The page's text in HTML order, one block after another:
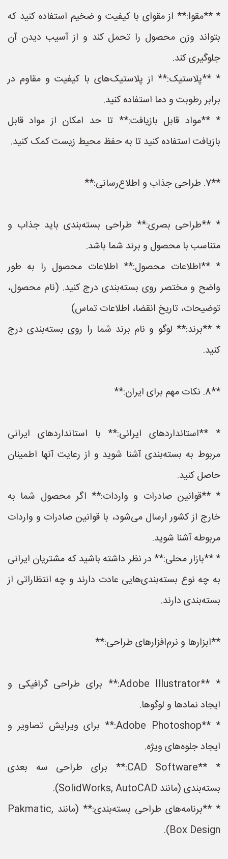
* **مقوا:** از مقوای با کیفیت و ضخیم استفاده کنید که
بتواند وزن محصول را تحمل کند و از آسیب دیدن آن
جلوگیری کند.
* **پلاستیک:** از پلاستیک‌های با کیفیت و مقاوم در
برابر رطوبت و دما استفاده کنید.
* **مواد قابل بازیافت:** تا حد امکان از مواد قابل
بازیافت استفاده کنید تا به حفظ محیط زیست کمک کنید.
**7. طراحی جذاب و اطلاع‌رسانی:**
* **طراحی بصری:** طراحی بسته‌بندی باید جذاب و
متناسب با محصول و برند شما باشد.
* **اطلاعات محصول:** اطلاعات محصول را به طور
واضح و مختصر روی بسته‌بندی درج کنید. (نام محصول،
توضیحات، تاریخ انقضا، اطلاعات تماس)
* **برند:** لوگو و نام برند شما را روی بسته‌بندی درج
کنید.
**8. نکات مهم برای ایران:**
* **استانداردهای ایرانی:** با استانداردهای ایرانی
مربوط به بسته‌بندی آشنا شوید و از رعایت آنها اطمینان
حاصل کنید.
* **قوانین صادرات و واردات:** اگر محصول شما به
خارج از کشور ارسال می‌شود، با قوانین صادرات و واردات
مربوطه آشنا شوید.
* **بازار محلی:** در نظر داشته باشید که مشتریان ایرانی
به چه نوع بسته‌بندی‌هایی عادت دارند و چه انتظاراتی از
بسته‌بندی دارند.
**ابزارها و نرم‌افزارهای طراحی:**
* **Adobe Illustrator:** برای طراحی گرافیکی و
ایجاد نمادها و لوگوها.
* **Adobe Photoshop:** برای ویرایش تصاویر و
ایجاد جلوه‌های ویژه.
* **CAD Software:** برای طراحی سه بعدی
بسته‌بندی (مانند SolidWorks, AutoCAD).
* **برنامه‌های طراحی بسته‌بندی:** (مانند Pakmatic,
Box Design).